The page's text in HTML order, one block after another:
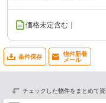
価格未定含む｜
条件保存
物件新着
メール
チェックした物件をまとめて